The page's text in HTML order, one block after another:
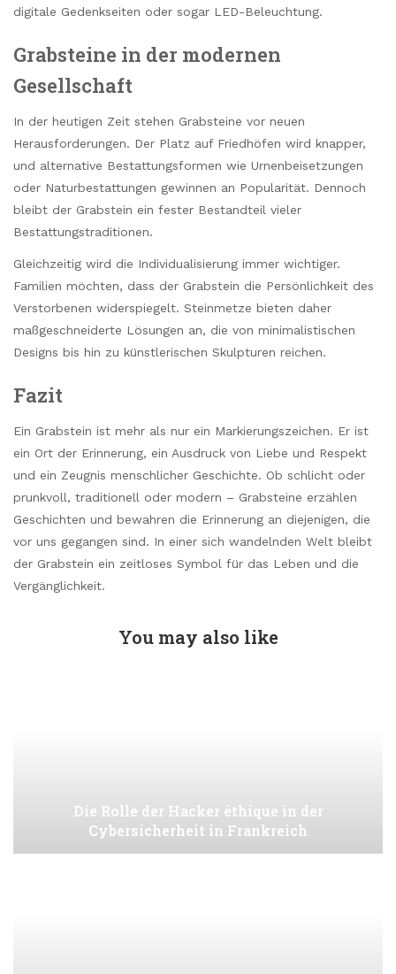
digitale Gedenkseiten oder sogar LED-Beleuchtung.
Grabsteine in der modernen
Gesellschaft
In der heutigen Zeit stehen Grabsteine vor neuen
Herausforderungen. Der Platz auf Friedhöfen wird knapper,
und alternative Bestattungsformen wie Urnenbeisetzungen
oder Naturbestattungen gewinnen an Popularität. Dennoch
bleibt der Grabstein ein fester Bestandteil vieler
Bestattungstraditionen.
Gleichzeitig wird die Individualisierung immer wichtiger.
Familien möchten, dass der Grabstein die Persönlichkeit des
Verstorbenen widerspiegelt. Steinmetze bieten daher
maßgeschneiderte Lösungen an, die von minimalistischen
Designs bis hin zu künstlerischen Skulpturen reichen.
Fazit
Ein Grabstein ist mehr als nur ein Markierungszeichen. Er ist
ein Ort der Erinnerung, ein Ausdruck von Liebe und Respekt
und ein Zeugnis menschlicher Geschichte. Ob schlicht oder
prunkvoll, traditionell oder modern – Grabsteine erzählen
Geschichten und bewahren die Erinnerung an diejenigen, die
vor uns gegangen sind. In einer sich wandelnden Welt bleibt
der Grabstein ein zeitloses Symbol für das Leben und die
Vergänglichkeit.
You may also like
Die Rolle der Hacker éthique in der
Cybersicherheit in Frankreich